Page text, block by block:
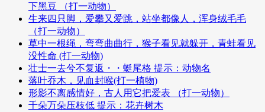
下黑豆 （打一动物）
生来四只脚，爱攀又爱跳，站坐都像人，浑身绒毛毛
（打一动物）
草中一根绳，弯弯曲曲行，猴子看见就躲开，青蛙看见
没性命 (打一动物)
壮士一去兮不复返・・蜓尾格 提示：动物名
落叶乔木，见血封喉(打一植物)
形影不离感情好，古人用它把爱表 （打一动物）
千朵万朵压枝低 提示：花卉树木